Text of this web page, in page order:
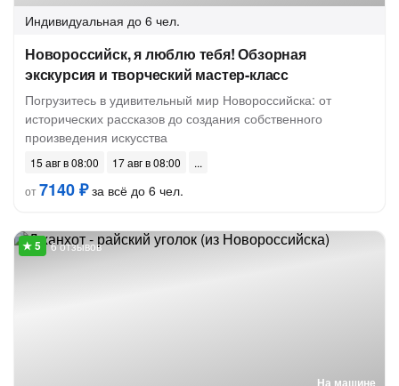
Индивидуальная до 6 чел.
Новороссийск, я люблю тебя! Обзорная
экскурсия и творческий мастер-класс
Погрузитесь в удивительный мир Новороссийска: от
исторических рассказов до создания собственного
произведения искусства
15 авг в 08:00
17 авг в 08:00
от7140 ₽за всё до 6 чел.
На машине
6 отзывов